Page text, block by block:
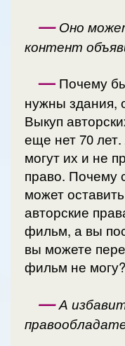
—Оно
контент
— Почему
нужны здания,
Выкуп
еще нет 70
могут их и не
право. Почему
может
авторские
фильм, а вы
вы можете
фильм не могу?
—А